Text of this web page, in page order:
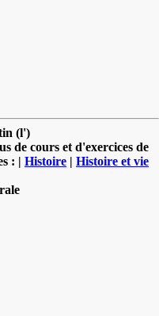
(l')
de cours et d'exercices de
: | Histoire | Histoire et vie